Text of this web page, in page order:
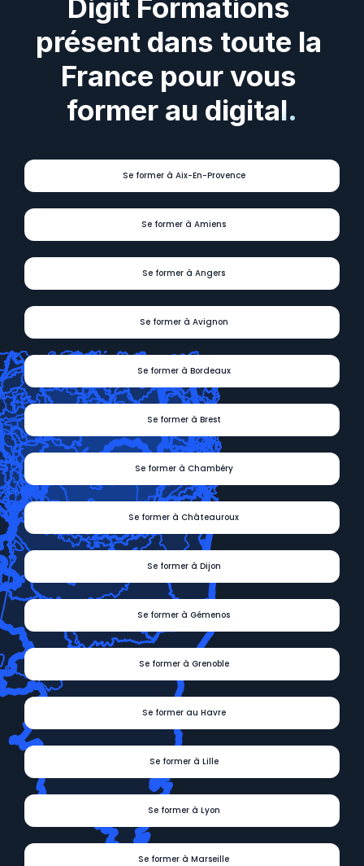
Digit Formations
présent dans toute la
France pour vous
former au digital.
Se former à Aix-En-Provence
Se former à Amiens
Se former à Angers
Se former à Avignon
Se former à Bordeaux
Se former à Brest
Se former à Chambéry
Se former à Châteauroux
Se former à Dijon
Se former à Gémenos
Se former à Grenoble
Se former au Havre
Se former à Lille
Se former à Lyon
Se former à Marseille